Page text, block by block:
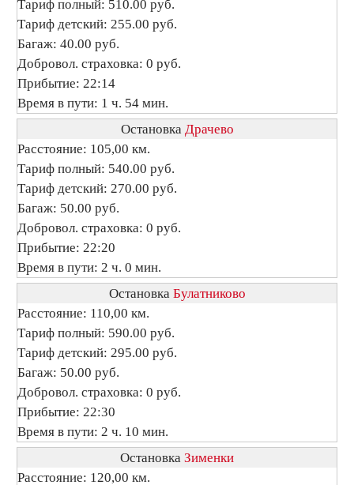
Тариф полный: 510.00 руб.
Тариф детский: 255.00 руб.
Багаж: 40.00 руб.
Добровол. страховка: 0 руб.
Прибытие: 22:14
Время в пути: 1 ч. 54 мин.
Остановка Драчево
Расстояние: 105,00 км.
Тариф полный: 540.00 руб.
Тариф детский: 270.00 руб.
Багаж: 50.00 руб.
Добровол. страховка: 0 руб.
Прибытие: 22:20
Время в пути: 2 ч. 0 мин.
Остановка Булатниково
Расстояние: 110,00 км.
Тариф полный: 590.00 руб.
Тариф детский: 295.00 руб.
Багаж: 50.00 руб.
Добровол. страховка: 0 руб.
Прибытие: 22:30
Время в пути: 2 ч. 10 мин.
Остановка Зименки
Расстояние: 120,00 км.